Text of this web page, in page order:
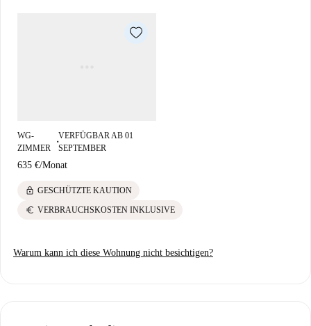
WG-
ZIMMER
■
VERFÜGBAR AB 01
SEPTEMBER
635 €/Monat
lock GESCHÜTZTE KAUTION
euro VERBRAUCHSKOSTEN INKLUSIVE
Warum kann ich diese Wohnung nicht besichtigen?